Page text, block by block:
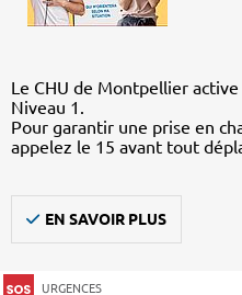
Le CHU de Montpellier
Niveau 1.
Pour garantir une prise en
appelez le 15 avant tout
EN SAVOIR PLUS
URGENCES